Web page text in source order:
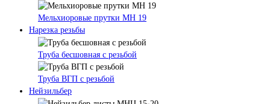
Мельхиоровые прутки МН 19
Нарезка резьбы
Труба бесшовная с резьбой
Труба ВГП с резьбой
Нейзильбер